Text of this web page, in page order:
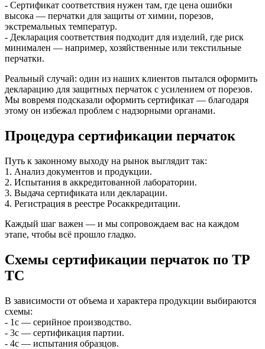
- Сертификат соответствия нужен там, где цена ошибки
высока — перчатки для защиты от химии, порезов,
экстремальных температур.
- Декларация соответствия подходит для изделий, где риск
минимален — например, хозяйственные или текстильные
перчатки.
Реальный случай: один из наших клиентов пытался оформить
декларацию для защитных перчаток с усилением от порезов.
Мы вовремя подсказали оформить сертификат — благодаря
этому он избежал проблем с надзорными органами.
Процедура сертификации перчаток
Путь к законному выходу на рынок выглядит так:
1. Анализ документов и продукции.
2. Испытания в аккредитованной лаборатории.
3. Выдача сертификата или декларации.
4. Регистрация в реестре Росаккредитации.
Каждый шаг важен — и мы сопровождаем вас на каждом
этапе, чтобы всё прошло гладко.
Схемы сертификации перчаток по ТР
ТС
В зависимости от объема и характера продукции выбираются
схемы:
- 1с — серийное производство.
- 3с — сертификация партии.
- 4с — испытания образцов.